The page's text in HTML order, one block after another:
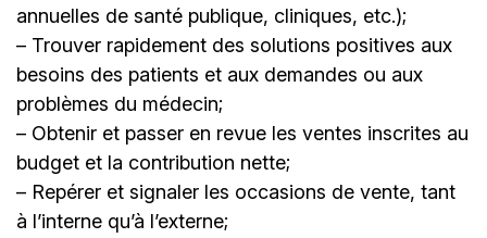
annuelles de santé publique, cliniques, etc.);
– Trouver rapidement des solutions positives aux
besoins des patients et aux demandes ou aux
problèmes du médecin;
– Obtenir et passer en revue les ventes inscrites au
budget et la contribution nette;
– Repérer et signaler les occasions de vente, tant
à l’interne qu’à l’externe;